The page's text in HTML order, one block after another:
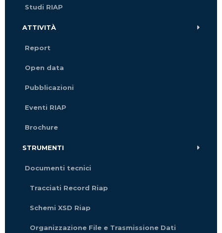
Studi RIAP
ATTIVITÀ
Report
Open data
Pubblicazioni
Eventi RIAP
Brochure
STRUMENTI
Documenti tecnici
Tracciati Record Riap
Schemi XSD Riap
Organizzazione File e Trasmissione Dati